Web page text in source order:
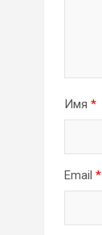
Имя *
Email *